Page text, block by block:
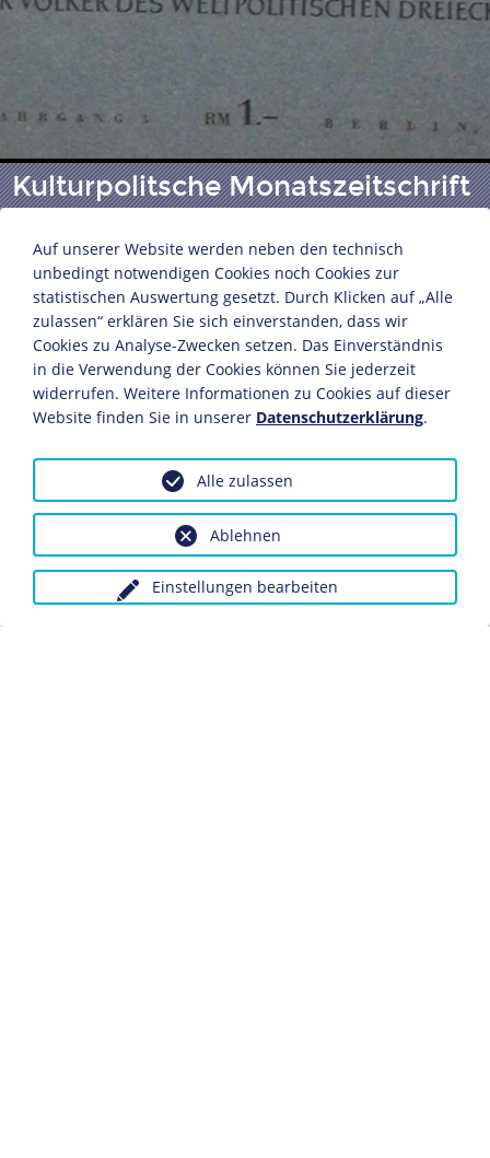
Kulturpolitsche Monatszeitschrift
zum Dreimächtepakt
Herausgeber: Paul Schmidt
Berlin, Juni 1941
36,4 x 26,6 cm
Bildnachweis: Deutsches Historisches Museum,
Inv.-Nr.: Do2 98/865
Dieses Objekt ist eingebunden in folgende LeMO-Seite:
Japan als Verbündeter des Deutschen Reiches
Auf unserer Website werden neben den technisch
unbedingt notwendigen Cookies noch Cookies zur
statistischen Auswertung gesetzt. Durch Klicken auf „Alle
zulassen“ erklären Sie sich einverstanden, dass wir
Cookies zu Analyse-Zwecken setzen. Das Einverständnis
in die Verwendung der Cookies können Sie jederzeit
widerrufen. Weitere Informationen zu Cookies auf dieser
Website finden Sie in unserer Datenschutzerklärung.
Einstellungen bearbeiten
Ablehnen
Alle zulassen